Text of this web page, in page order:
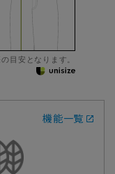
目安となります。
機能一覧